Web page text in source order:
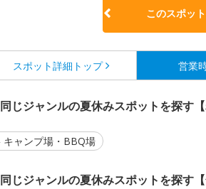
このスポッ
スポット詳細 トップ 営業
同じジャンルの夏休みスポットを探す【
キャンプ場・BBQ場
同じジャンルの夏休みスポットを探す【